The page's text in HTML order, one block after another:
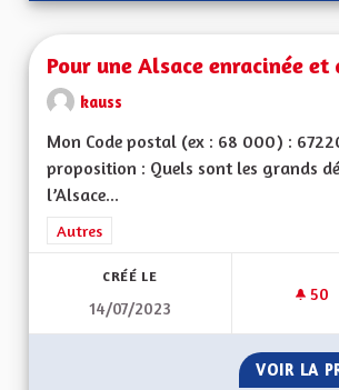
Pour une Alsace enracinée
kauss
Mon Code postal (ex : 68 000) :
proposition : Quels sont les grands
l’Alsace...
Filtrer les résultats de la catégorie :
Autres
CRÉÉ LE
14/07/2023
50
VOIR LA